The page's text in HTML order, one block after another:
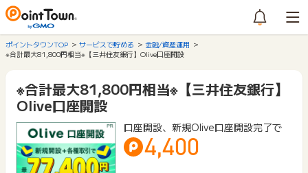
ポイントタウンTOP サービスで貯める
金融/資産運用
※合計最大81,800円相当※【三井住友銀行】Olive口座開設
※合計最大81,800円相当※【三井住友銀行】
Olive口座開設
口座開設、新規Olive口座開設完了で
4,400